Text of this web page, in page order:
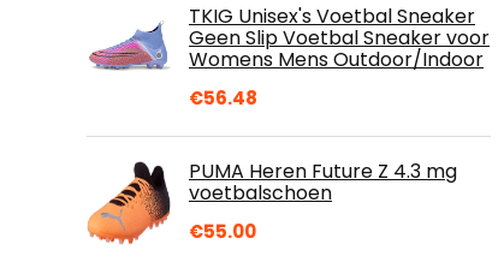
TKIG Unisex's Voetbal Sneaker
Geen Slip Voetbal Sneaker voor
Womens Mens Outdoor/Indoor
€56.48
PUMA Heren Future Z 4.3 mg
voetbalschoen
€55.00